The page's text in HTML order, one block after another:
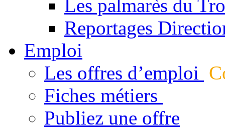
Les palmarès du
Reportages
Emploi
Les offres d’emploi
Fiches métiers
Publiez une offre